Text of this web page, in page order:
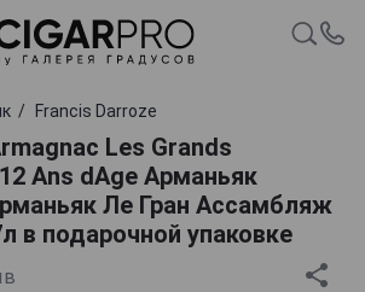
Francis Darroze
Les Grands
Ans dAge Арманьяк
Ле Гран Ассамбляж
в подарочной упаковке